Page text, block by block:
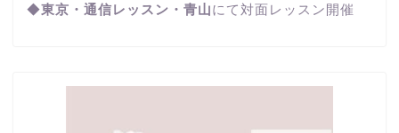
◆東京・通信レッスン・青山にて対面レッスン開催